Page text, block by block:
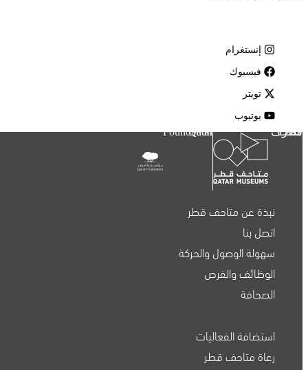
إنستغرام
فيسبوك
تويتر
يوتيوب
متاحف قطر Qatar Foundation
نبذة عن متاحف قطر
اتصل بنا
سهولة الوصول والحركة
الوظائف والفرص
الصحافة
استضافة الفعاليات
رعاة متاحف قطر
متاحف قطر على الخريطة